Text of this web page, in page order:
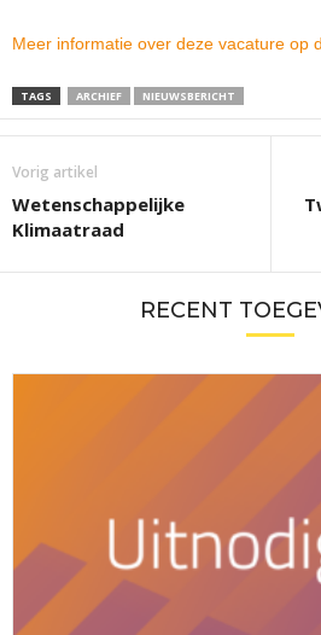
Meer informatie over deze vacature op
TAGS ARCHIEF NIEUWSBERICHT
Vorig artikel
Wetenschappelijke
Klimaatraad
RECENT